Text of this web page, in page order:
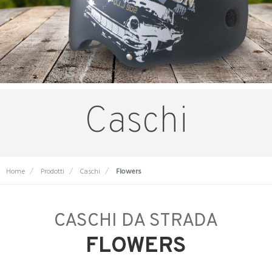
Caschi
Home Prodotti Caschi Flowers
CASCHI DA STRADA
FLOWERS